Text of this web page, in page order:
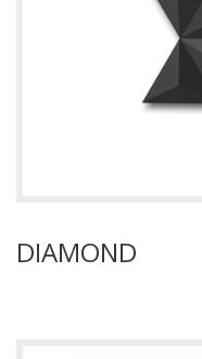
DIAMOND